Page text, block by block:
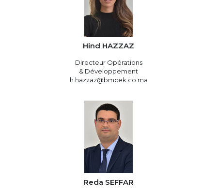
Hind HAZZAZ
Directeur Opérations
& Développement
h.hazzaz@bmcek.co.ma
Reda SEFFAR